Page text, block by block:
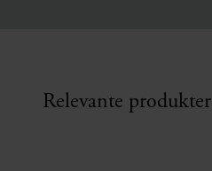
Relevante produkter